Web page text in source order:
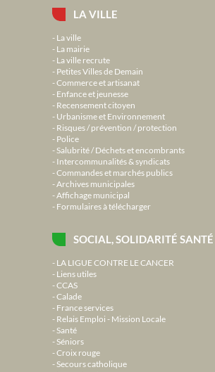
LA VILLE
La ville
La mairie
La ville recrute
Petites Villes de Demain
Commerce et artisanat
Enfance et jeunesse
Recensement citoyen
Urbanisme et Environnement
Risques / prévention / protection
Police
Salubrité / Déchets et encombrants
Intercommunalités & syndicats
Commandes et marchés publics
Archives municipales
Affichage municipal
Formulaires à télécharger
SOCIAL, SOLIDARITÉ SANTÉ
LA LIGUE CONTRE LE CANCER
Liens utiles
CCAS
Calade
France services
Relais Emploi - Mission Locale
Santé
Séniors
Croix rouge
Secours catholique